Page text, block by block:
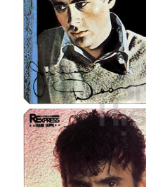
Konzerne
Epoche